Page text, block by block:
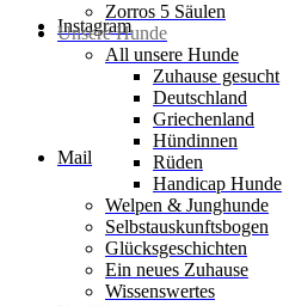
Instagram
Mail
Zorros 5 Säulen
Unsere Hunde
All unsere Hunde
Zuhause gesucht
Deutschland
Griechenland
Hündinnen
Rüden
Handicap Hunde
Welpen & Junghunde
Selbstauskunftsbogen
Glücksgeschichten
Ein neues Zuhause
Wissenswertes